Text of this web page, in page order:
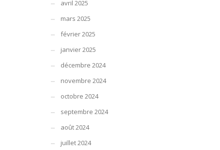
avril 2025
mars 2025
février 2025
janvier 2025
décembre 2024
novembre 2024
octobre 2024
septembre 2024
août 2024
juillet 2024